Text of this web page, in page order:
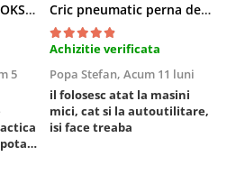
Lampă de atelier ROOKS B2 HYBRID pentru capotă, 2000 lumeni, 5000 mAh
5
Cric pneumatic perna de aer cu inaltator 6T
Achizitie verificata
Popa Stefan, Acum 11 luni
il folosesc atat la masini
mici, cat si la autoutilitare,
isi face treaba